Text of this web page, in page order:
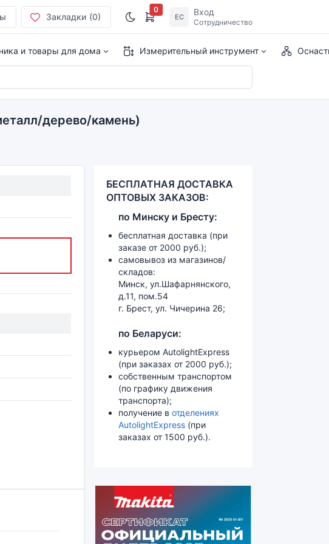
Закладки (0)
0
ЕС Вход
Сотрудничество
и товары для дома Измерительный инструмент
дерево/камень)
БЕСПЛАТНАЯ ДОСТАВКА
ОПТОВЫХ ЗАКАЗОВ:
по Минску и Бресту:
бесплатная доставка (при
заказе от 2000 руб.);
самовывоз из магазинов/
складов:
Минск, ул.Шафарнянского,
д.11, пом.54
г. Брест, ул. Чичерина 26;
по Беларуси:
курьером AutolightExpress
(при заказах от 2000 руб.);
собственным транспортом
(по графику движения
транспорта);
получение в отделениях
AutolightExpress (при
заказах от 1500 руб.).